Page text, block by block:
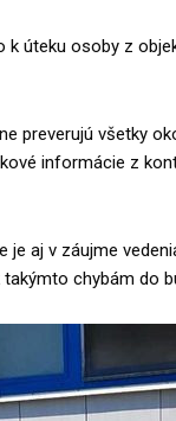
úteku osoby z
preverujú všetky
informácie z
je aj v záujme
chybám do